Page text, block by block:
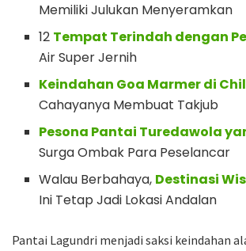
Memiliki Julukan Menyeramkan
12 Tempat Terindah dengan
Air Super Jernih
Keindahan Goa Marmer di
Cahayanya Membuat Takjub
Pesona Pantai Turedawola
Surga Ombak Para Peselancar
Walau Berbahaya, Destinasi
Ini Tetap Jadi Lokasi Andalan
Pantai Lagundri menjadi saksi keindahan